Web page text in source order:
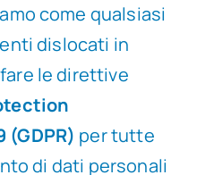
come qualsiasi
dislocati in
le direttive
per tutte
di dati personali